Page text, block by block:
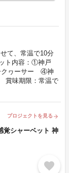
て、常温で10分
ト内容：①神戸
クヮーサー ④神
味期限：常温で
プロジェクトを見る arrow_forward
覚シャーベット 神
favorite